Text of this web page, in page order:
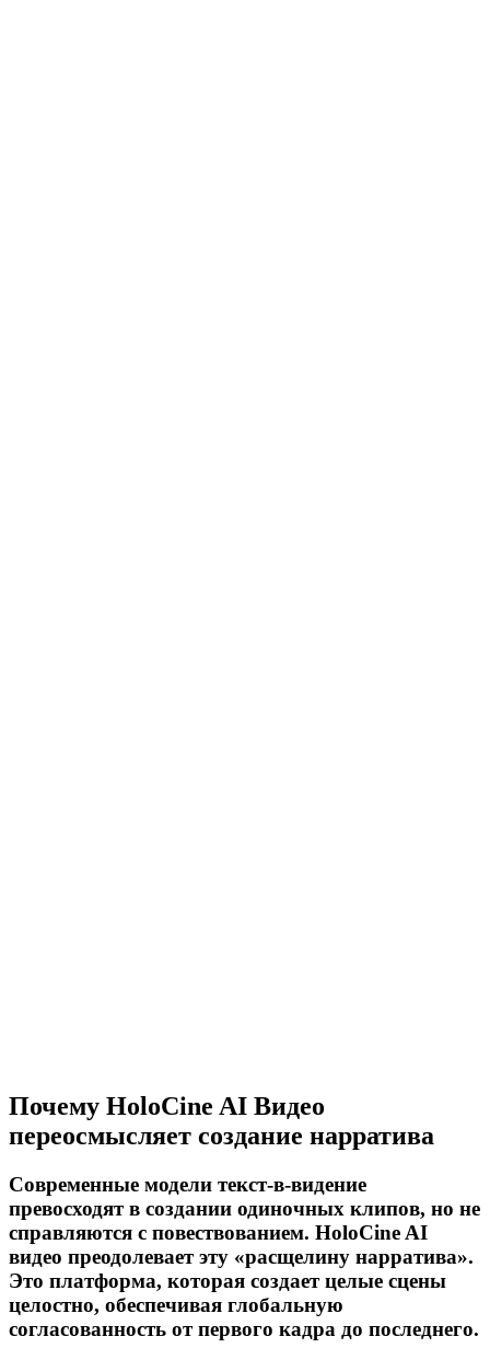
Почему HoloCine AI Видео
переосмысляет создание нарратива
Современные модели текст-в-видение
превосходят в создании одиночных клипов, но не
справляются с повествованием. HoloCine AI
видео преодолевает эту «расщелину нарратива».
Это платформа, которая создает целые сцены
целостно, обеспечивая глобальную
согласованность от первого кадра до последнего.